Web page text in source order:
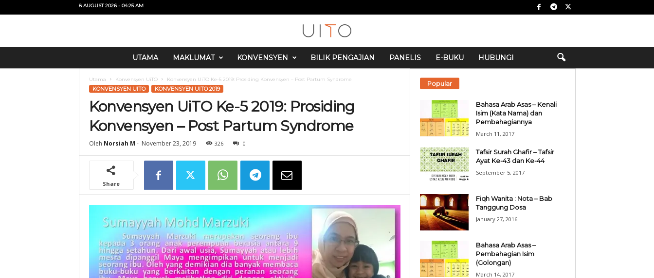
8 AUGUST 2026 - 04:25 AM
UTAMA MAKLUMAT KONVENSYEN BILIK PENGAJIAN PANELIS E-BUKU HUBUNGI
Utama Konvensyen UiTO Konvensyen UiTO Ke-5 2019: Prosiding Konvensyen – Post Partum Syndrome
KONVENSYEN UITO KONVENSYEN UITO 2019
Konvensyen UiTO Ke-5 2019: Prosiding
Konvensyen – Post Partum Syndrome
Oleh Norsiah M - November 23, 2019 326 0
Share
Popular
Bahasa Arab Asas – Kenali
Isim (Kata Nama) dan
Pembahagiannya
March 11, 2017
Tafsir Surah Ghafir – Tafsir
Ayat Ke-43 dan Ke-44
September 5, 2017
Fiqh Wanita : Nota – Bab
Tanggung Dosa
January 27, 2016
Bahasa Arab Asas –
Pembahagian Isim
(Golongan)
March 14, 2017